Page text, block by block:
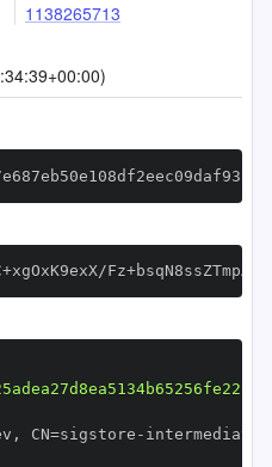
1138265713
, CN=sigstore -